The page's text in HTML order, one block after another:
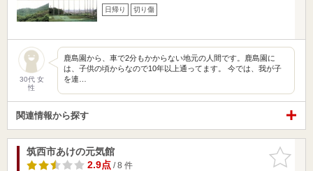
日帰り 切り傷
30代 女
性
鹿島園から、車で2分もかからない地元の人間です。鹿島園に
は、子供の頃からなので10年以上通ってます。 今では、我が子
を連…
関連情報から探す
お気に入
りに追加
筑西市あけの元気館
2.9点/ 8 件